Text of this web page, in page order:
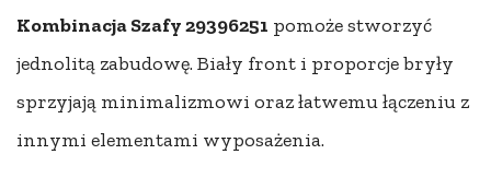
Kombinacja Szafy 29396251 pomoże stworzyć
jednolitą zabudowę. Biały front i proporcje bryły
sprzyjają minimalizmowi oraz łatwemu łączeniu z
innymi elementami wyposażenia.